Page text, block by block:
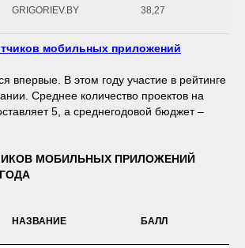
GRIGORIEV.BY 38,27
мобильных приложений
впервые. В этом году участие в рейтинге
Среднее количество проектов на
5, а среднегодовой бюджет –
МОБИЛЬНЫХ ПРИЛОЖЕНИЙ
НАЗВАНИЕ БАЛЛ